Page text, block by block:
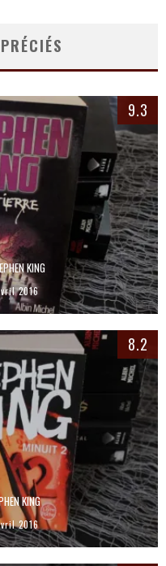
KING
2016
9.3
KING
2016
8.2